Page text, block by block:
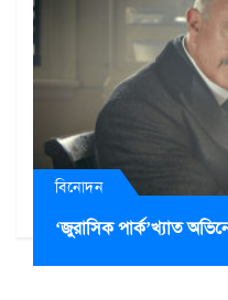
বিনোদন
‘জুরাসিক পার্ক’খ্যাত